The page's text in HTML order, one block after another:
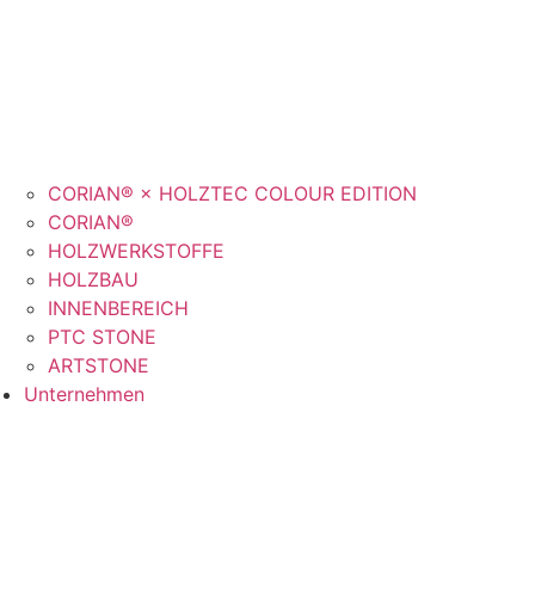
CORIAN® × HOLZTEC COLOUR EDITION
CORIAN®
HOLZWERKSTOFFE
HOLZBAU
INNENBEREICH
PTC STONE
ARTSTONE
Unternehmen